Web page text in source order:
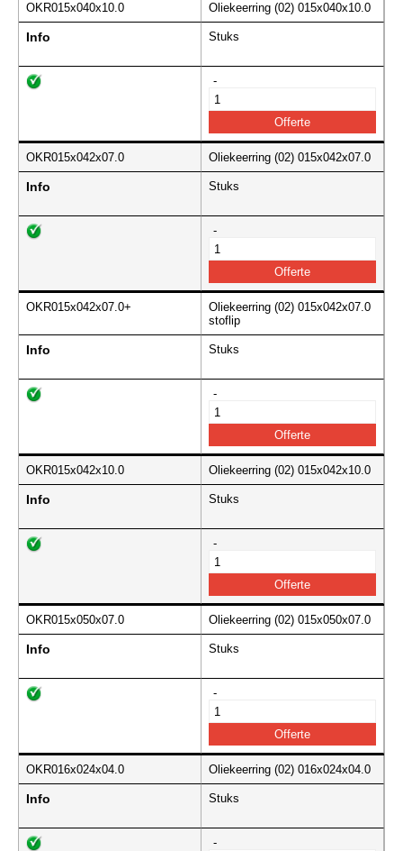
OKR015x040x10.0 Oliekeerring (02) 015x040x10.0
Info Stuks
-
OKR015x042x07.0 Oliekeerring (02) 015x042x07.0
Info Stuks
-
OKR015x042x07.0+
Oliekeerring (02) 015x042x07.0
stoflip
Info Stuks
-
OKR015x042x10.0 Oliekeerring (02) 015x042x10.0
Info Stuks
-
OKR015x050x07.0 Oliekeerring (02) 015x050x07.0
Info Stuks
-
OKR016x024x04.0 Oliekeerring (02) 016x024x04.0
Info Stuks
-